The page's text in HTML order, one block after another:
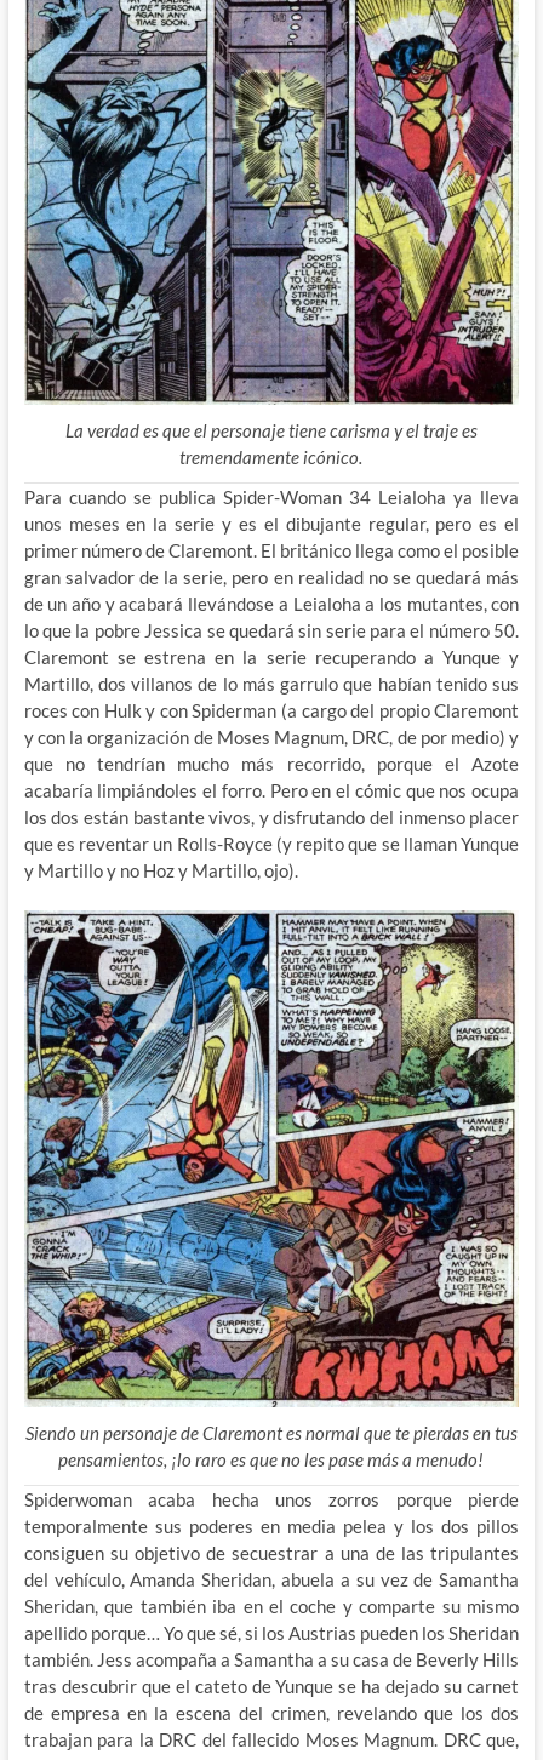
La verdad es que el personaje tiene carisma y el traje es
tremendamente icónico.
Para cuando se publica Spider-Woman 34 Leialoha ya lleva
unos meses en la serie y es el dibujante regular, pero es el
primer número de Claremont. El británico llega como el posible
gran salvador de la serie, pero en realidad no se quedará más
de un año y acabará llevándose a Leialoha a los mutantes, con
lo que la pobre Jessica se quedará sin serie para el número 50.
Claremont se estrena en la serie recuperando a Yunque y
Martillo, dos villanos de lo más garrulo que habían tenido sus
roces con Hulk y con Spiderman (a cargo del propio Claremont
y con la organización de Moses Magnum, DRC, de por medio) y
que no tendrían mucho más recorrido, porque el Azote
acabaría limpiándoles el forro. Pero en el cómic que nos ocupa
los dos están bastante vivos, y disfrutando del inmenso placer
que es reventar un Rolls-Royce (y repito que se llaman Yunque
y Martillo y no Hoz y Martillo, ojo).
Siendo un personaje de Claremont es normal que te pierdas en tus
pensamientos, ¡lo raro es que no les pase más a menudo!
Spiderwoman acaba hecha unos zorros porque pierde
temporalmente sus poderes en media pelea y los dos pillos
consiguen su objetivo de secuestrar a una de las tripulantes
del vehículo, Amanda Sheridan, abuela a su vez de Samantha
Sheridan, que también iba en el coche y comparte su mismo
apellido porque… Yo que sé, si los Austrias pueden los Sheridan
también. Jess acompaña a Samantha a su casa de Beverly Hills
tras descubrir que el cateto de Yunque se ha dejado su carnet
de empresa en la escena del crimen, revelando que los dos
trabajan para la DRC del fallecido Moses Magnum. DRC que,